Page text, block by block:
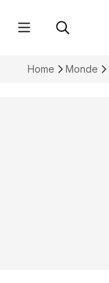
Home Monde